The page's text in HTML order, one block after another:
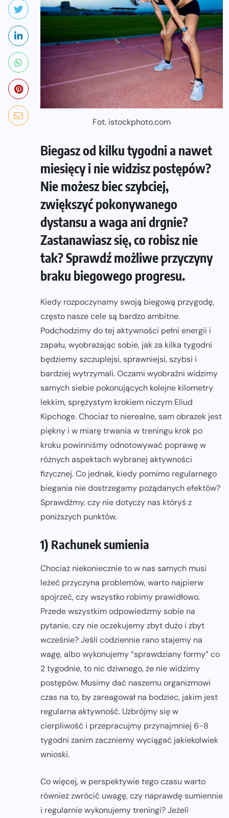
Fot. istockphoto.com
Biegasz od kilku tygodni a nawet
miesięcy i nie widzisz postępów?
Nie możesz biec szybciej,
zwiększyć pokonywanego
dystansu a waga ani drgnie?
Zastanawiasz się, co robisz nie
tak? Sprawdź możliwe przyczyny
braku biegowego progresu.
Kiedy rozpoczynamy swoją biegową przygodę,
często nasze cele są bardzo ambitne.
Podchodzimy do tej aktywności pełni energii i
zapału, wyobrażając sobie, jak za kilka tygodni
będziemy szczuplejsi, sprawniejsi, szybsi i
bardziej wytrzymali. Oczami wyobraźni widzimy
samych siebie pokonujących kolejne kilometry
lekkim, sprężystym krokiem niczym Eliud
Kipchoge. Chociaż to nierealne, sam obrazek jest
piękny i w miarę trwania w treningu krok po
kroku powinniśmy odnotowywać poprawę w
różnych aspektach wybranej aktywności
fizycznej. Co jednak, kiedy pomimo regularnego
biegania nie dostrzegamy pożądanych efektów?
Sprawdźmy, czy nie dotyczy nas któryś z
poniższych punktów.
1) Rachunek sumienia
Chociaż niekoniecznie to w nas samych musi
leżeć przyczyna problemów, warto najpierw
spojrzeć, czy wszystko robimy prawidłowo.
Przede wszystkim odpowiedzmy sobie na
pytanie, czy nie oczekujemy zbyt dużo i zbyt
wcześnie? Jeśli codziennie rano stajemy na
wagę, albo wykonujemy “sprawdziany formy” co
2 tygodnie, to nic dziwnego, że nie widzimy
postępów. Musimy dać naszemu organizmowi
czas na to, by zareagował na bodziec, jakim jest
regularna aktywność. Uzbrójmy się w
cierpliwość i przepracujmy przynajmniej 6-8
tygodni zanim zaczniemy wyciągać jakiekolwiek
wnioski.
Co więcej, w perspektywie tego czasu warto
również zwrócić uwagę, czy naprawdę sumiennie
i regularnie wykonujemy treningi? Jeżeli